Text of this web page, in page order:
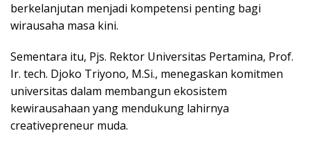
berkelanjutan menjadi kompetensi penting bagi
wirausaha masa kini.
Sementara itu, Pjs. Rektor Universitas Pertamina, Prof.
Ir. tech. Djoko Triyono, M.Si., menegaskan komitmen
universitas dalam membangun ekosistem
kewirausahaan yang mendukung lahirnya
creativepreneur muda.